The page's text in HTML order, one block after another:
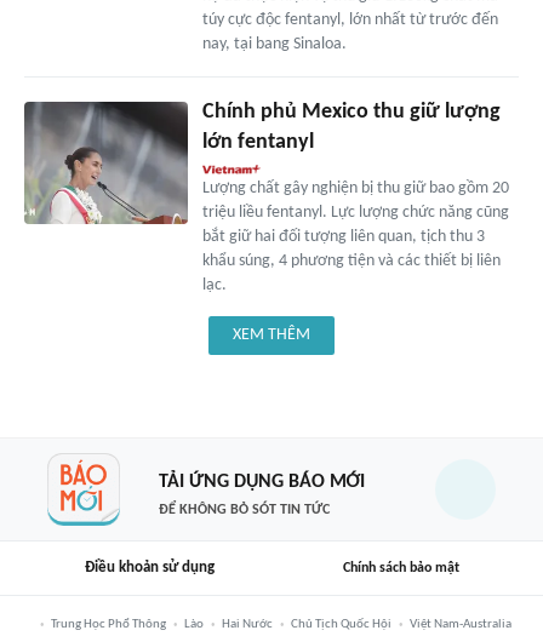
túy cực độc fentanyl, lớn nhất từ trước đến
nay, tại bang Sinaloa.
Chính phủ Mexico thu giữ lượng
lớn fentanyl
Lượng chất gây nghiện bị thu giữ bao gồm 20
triệu liều fentanyl. Lực lượng chức năng cũng
bắt giữ hai đối tượng liên quan, tịch thu 3
khẩu súng, 4 phương tiện và các thiết bị liên
lạc.
XEM THÊM
TẢI ỨNG DỤNG BÁO MỚI
ĐỂ KHÔNG BỎ SÓT TIN TỨC
Điều khoản sử dụng Chính sách bảo mật
Trung Học Phổ Thông Lào Hai Nước Chủ Tịch Quốc Hội Việt Nam-Australia